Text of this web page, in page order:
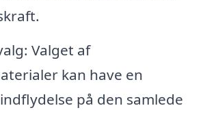
Valget af
kan have en
på den samlede